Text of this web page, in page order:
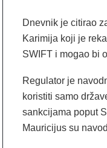
Dnevnik je citirao
Karimija koji je
SWIFT i mogao bi
Regulator je
koristiti samo
sankcijama poput
Mauricijus su